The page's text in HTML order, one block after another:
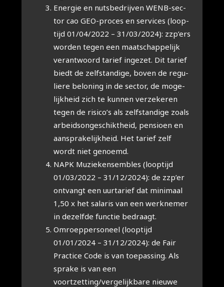
Ener­gie en nuts­be­drij­ven WENB-sec­
tor cao GEO-pro­ces en ser­vi­ces (loop­
tijd 01/04/2022 – 31/03/2024): zzp’ers
wor­den tegen een maat­schap­pe­lijk
ver­ant­woord tarief inge­zet. Dit tarief
biedt de zelf­stan­di­ge, boven de regu­
lie­re belo­ning in de sec­tor, de moge­
lijk­heid zich te kun­nen ver­ze­ke­ren
tegen de risico’s als zelf­stan­di­ge zoals
arbeids­on­ge­schikt­heid, pen­si­oen en
aan­spra­ke­lijk­heid. Het tarief zelf
wordt niet genoemd.
NAPK Muziek­en­sem­bles (loop­tijd
01/03/2022 – 31/12/2024): de zzp’er
ont­vangt een uur­ta­rief dat mini­maal
1,50 x het sala­ris van een werk­ne­mer
in dezelf­de func­tie bedraagt.
Omroep­per­so­neel (loop­tijd
01/01/2024 – 31/12/2024): de Fair
Prac­ti­ce Code is van toe­pas­sing. Als
spra­ke is van een
voortzetting/vergelijkbare nieu­we